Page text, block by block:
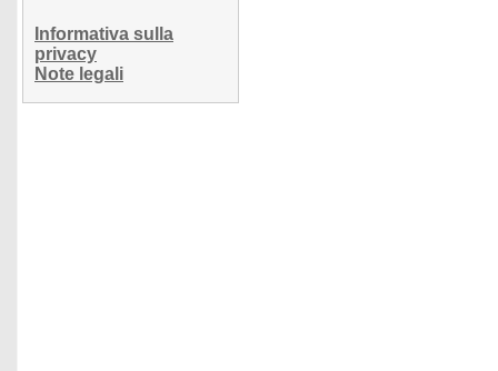
Informativa sulla
privacy
Note legali